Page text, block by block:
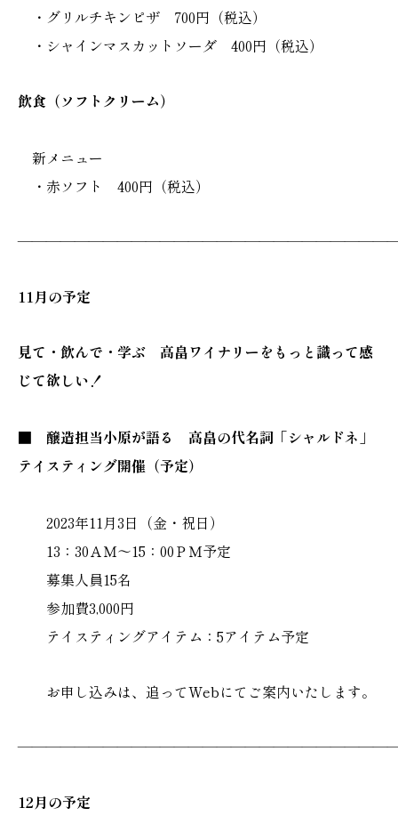
・グリルチキンピザ 700円（税込）
・シャインマスカットソーダ 400円（税込）
飲食（ソフトクリーム）
新メニュー
・赤ソフト 400円（税込）
11月の予定
見て・飲んで・学ぶ 高畠ワイナリーをもっと識って感
じて欲しい！
■ 醸造担当小原が語る 高畠の代名詞「シャルドネ」
テイスティング開催（予定）
2023年11月3日（金・祝日）
13：30ＡＭ～15：00ＰＭ予定
募集人員15名
参加費3,000円
テイスティングアイテム：5アイテム予定
お申し込みは、追ってWebにてご案内いたします。
12月の予定